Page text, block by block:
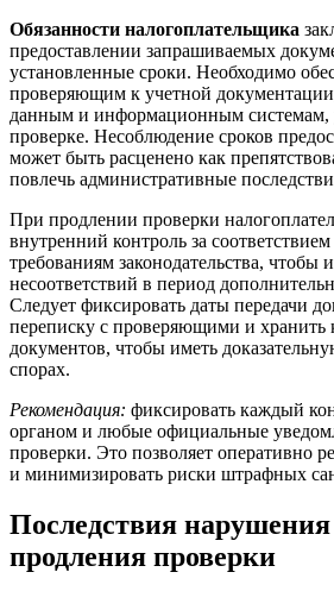
Обязанности налогоплательщика
предоставлении запрашиваемых
установленные сроки. Необходимо
проверяющим к учетной
данным и информационным системам,
проверке. Несоблюдение сроков
может быть расценено как
повлечь административные
При продлении проверки
внутренний контроль за
требованиям законодательства, чтобы
несоответствий в период
Следует фиксировать даты передачи
переписку с проверяющими и хранить
документов, чтобы иметь
спорах.
Рекомендация: фиксировать каждый
органом и любые официальные
проверки. Это позволяет оперативно
и минимизировать риски штрафных
Последствия нарушения
продления проверки